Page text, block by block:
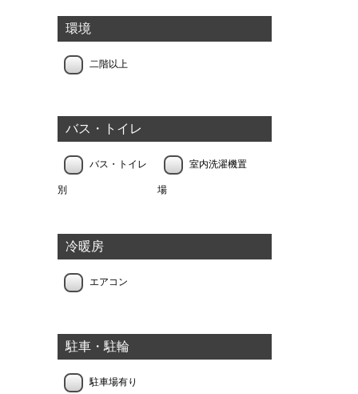
環境
二階以上
バス・トイレ
バス・トイレ
別
室内洗濯機置
場
冷暖房
エアコン
駐車・駐輪
駐車場有り